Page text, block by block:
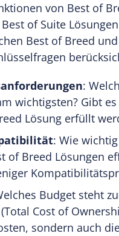
von Best of
of Suite
Best of Breed
:
wichtigsten? Gibt
Lösung erfüllt
: Wie
of Breed Lösungen
Budget steht
Cost of
sondern auch